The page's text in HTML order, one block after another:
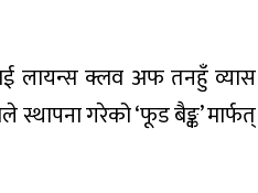
लायन्स क्लव अफ तनहुँ व्यास
गरेको ‘फूड बैङ्क’ मार्फत्